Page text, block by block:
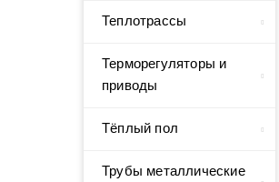
Теплотрассы
Терморегуляторы и
приводы
Тёплый пол
Трубы металлические